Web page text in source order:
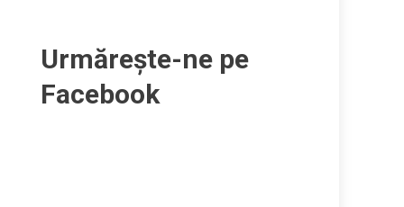
Urmărește-ne pe
Facebook